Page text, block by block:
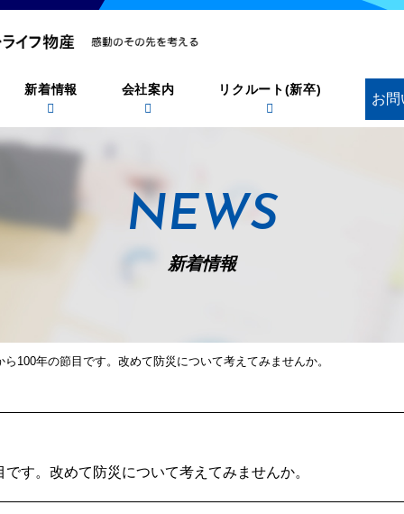
新着情報 会社案内 リクルート(新卒)
お問
NEWS
新着情報
100年の節目です。改めて防災について考えてみませんか。
す。改めて防災について考えてみませんか。